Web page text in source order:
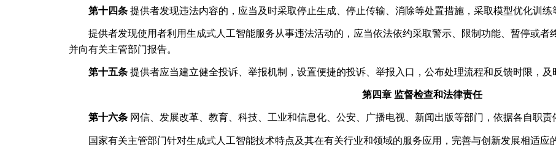
第十四条 提供者发现违法内容的，应当及时采取停止生成、停止传输、消除等处置措施，采取模型优化训练
提供者发现使用者利用生成式人工智能服务从事违法活动的，应当依法依约采取警示、限制功能、暂停或者
并向有关主管部门报告。
第十五条 提供者应当建立健全投诉、举报机制，设置便捷的投诉、举报入口，公布处理流程和反馈时限，及
第四章 监督检查和法律责任
第十六条 网信、发展改革、教育、科技、工业和信息化、公安、广播电视、新闻出版等部门，依据各自职责
国家有关主管部门针对生成式人工智能技术特点及其在有关行业和领域的服务应用，完善与创新发展相适应